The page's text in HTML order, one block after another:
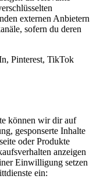
externen Anbietern
sofern du deren
Pinterest, TikTok
können wir dir auf
gesponserte Inhalte
oder Produkte
anzeigen
Einwilligung setzen
ein: